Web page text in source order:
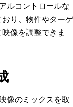
ルコントロールな
り、物件やターゲ
像を調整できま
像のミックスを取